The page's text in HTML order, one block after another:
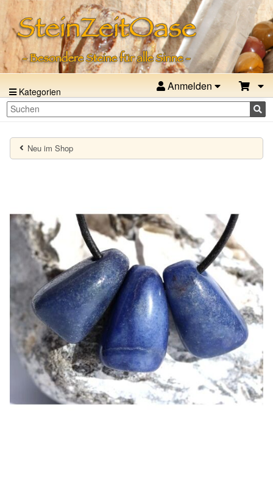
Kategorien Anmelden
Neu im Shop